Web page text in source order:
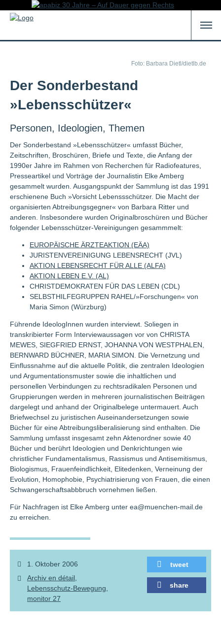
Foto: Barbara Dietl/dietlb.de
Der Sonderbestand
»Lebensschützer«
Personen, Ideologien, Themen
Der Sonderbestand »Lebensschützer« umfasst Bücher,
Zeitschriften, Broschüren, Briefe und Texte, die Anfang der
1990er Jahre im Rahmen von Recherchen für Radiofeatures,
Presseartikel und Vorträge der Journalistin Elke Amberg
gesammelt wurden. Ausgangspunkt der Sammlung ist das 1991
erschienene Buch »Vorsicht Lebenssschützer. Die Macht der
organisierten Abtreibungsgegner« von Barbara Ritter und
anderen. Insbesondere wurden Originalbroschüren und Bücher
folgender Lebensschützer-Vereinigungen gesammmelt:
EUROPÄISCHE ÄRZTEAKTION (EÄA)
JURISTENVEREINIGUNG LEBENSRECHT (JVL)
AKTION LEBENSRECHT FÜR ALLE (ALFA)
AKTION LEBEN E.V. (AL)
CHRISTDEMOKRATEN FÜR DAS LEBEN (CDL)
SELBSTHILFEGRUPPEN RAHEL/»Forschungen« von
Maria Simon (Würzburg)
Führende IdeologInnen wurden interviewt. Soliegen in
transkribierter Form Interviewaussagen vor von CHRISTA
MEWES, SIEGFRIED ERNST, JOHANNA VON WESTPHALEN,
BERNWARD BÜCHNER, MARIA SIMON. Die Vernetzung und
Einflussnahme auf die aktuelle Politik, die zentralen Ideologien
und Argumentationsmuster sowie die inhaltlichen und
personellen Verbindungen zu rechtsradikalen Personen und
Gruppierungen werden in mehreren journalistischen Beiträgen
dargelegt und anhand der Originalbelege untermauert. Auch
Briefwechsel zu juristischen Auseinandersetzungen sowie
Bücher für eine Abtreibungsliberalisierung sind enthalten. Die
Sammlung umfasst insgesamt zehn Aktenordner sowie 40
Bücher und berührt Ideologien und Denkrichtungen wie
christlicher Fundamentalismus, Rassismus und Antisemitismus,
Biologismus, Frauenfeindlichkeit, Elitedenken, Verneinung der
Evolution, Homophobie, Psychiatrisierung von Frauen, die einen
Schwangerschaftsabbbruch vornehmen ließen.
Für Nachfragen ist Elke Amberg unter ea@muenchen-mail.de
zu erreichen.
tweet
share
1. Oktober 2006
Archiv en dé­tail
Lebensschutz-Bewegung
monitor 27